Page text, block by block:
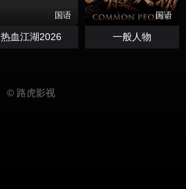
国语
热血江湖2026
国语
一般人物
© 路虎影视